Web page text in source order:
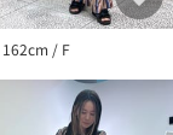
162cm / F